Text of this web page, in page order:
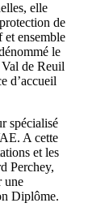
elle
de
ensemble
le
Val de Reuil
d’accueil
spécialisé
A cette
et les
Perchey,
une
Diplôme.